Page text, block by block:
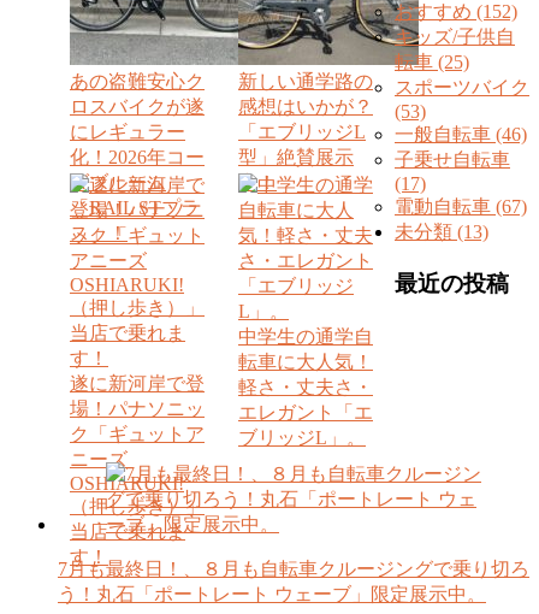
あの盗難安心ク
ロスバイクが遂
にレギュラー
化！2026年コー
ダブルーム
「RAIL STプラ
ス」！
新しい通学路の
感想はいかが？
「エブリッジL
型」絶賛展示
中！
遂に新河岸で登
場！パナソニッ
ク「ギュットア
ニーズ
OSHIARUKI!
（押し歩き）」
当店で乗れま
す！
中学生の通学自
転車に大人気！
軽さ・丈夫さ・
エレガント「エ
ブリッジL」。
おすすめ (152)
キッズ/子供自
転車 (25)
スポーツバイク
(53)
一般自転車 (46)
子乗せ自転車
(17)
電動自転車 (67)
未分類 (13)
最近の投稿
7月も最終日！、８月も自転車クルージングで乗り切ろ
う！丸石「ポートレート ウェーブ」限定展示中。